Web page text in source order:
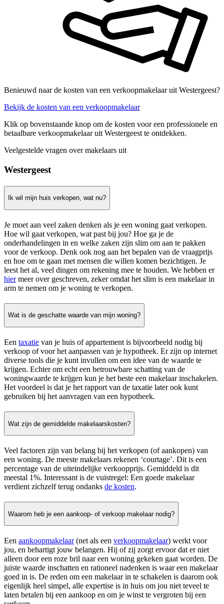
Benieuwd naar de kosten van een verkoopmakelaar uit Westergeest?
Bekijk de kosten van een verkoopmakelaar
Klik op bovenstaande knop om de kosten voor een professionele en
betaalbare verkoopmakelaar uit Westergeest te ontdekken.
Veelgestelde vragen over makelaars uit
Westergeest
Ik wil mijn huis verkopen, wat nu?
Je moet aan veel zaken denken als je een woning gaat verkopen.
Hoe wil gaat verkopen, wat past bij jou? Hoe ga je de
onderhandelingen in en welke zaken zijn slim om aan te pakken
voor de verkoop. Denk ook nog aan het bepalen van de vraagprijs
en hoe om te gaan met mensen die willen komen bezichtigen. Je
leest het al, veel dingen om rekening mee te houden. We hebben er
hiermeer over geschreven, zeker omdat het slim is een makelaar in
arm te nemen om je woning te verkopen.
Wat is de geschatte waarde van mijn woning?
Een taxatie van je huis of appartement is bijvoorbeeld nodig bij
verkoop of voor het aanpassen van je hypotheek. Er zijn op internet
diverse tools die je kunt invullen om een idee van de waarde te
krijgen. Echter om echt een betrouwbare schatting van de
woningwaarde te krijgen kun je het beste een makelaar inschakelen.
Het voordeel is dat je het rapport van de taxatie later ook kunt
gebruiken bij het aanvragen van een hypotheek.
Wat zijn de gemiddelde makelaarskosten?
Veel factoren zijn van belang bij het verkopen (of aankopen) van
een woning. De meeste makelaars rekenen ‘courtage’. Dit is een
percentage van de uiteindelijke verkoopprijs. Gemiddeld is dit
meestal 1%. Interessant is de vuistregel: Een goede makelaar
verdient zichzelf terug ondanks de kosten.
Waarom heb je een aankoop- of verkoop makelaar nodig?
Een aankoopmakelaar(net als een verkoopmakelaar) werkt voor
jou, en behartigt jouw belangen. Hij of zij zorgt ervoor dat er niet
alleen door een roze bril naar een woning gekeken gaat worden. De
juiste waarde inschatten en rationeel nadenken is waar een makelaar
goed in is. De reden om een makelaar in te schakelen is daarom ook
eigenlijk heel simpel, alle expertise is in huis om jou niet teveel te
laten betalen bij een aankoop en om je winst te vergroten bij een